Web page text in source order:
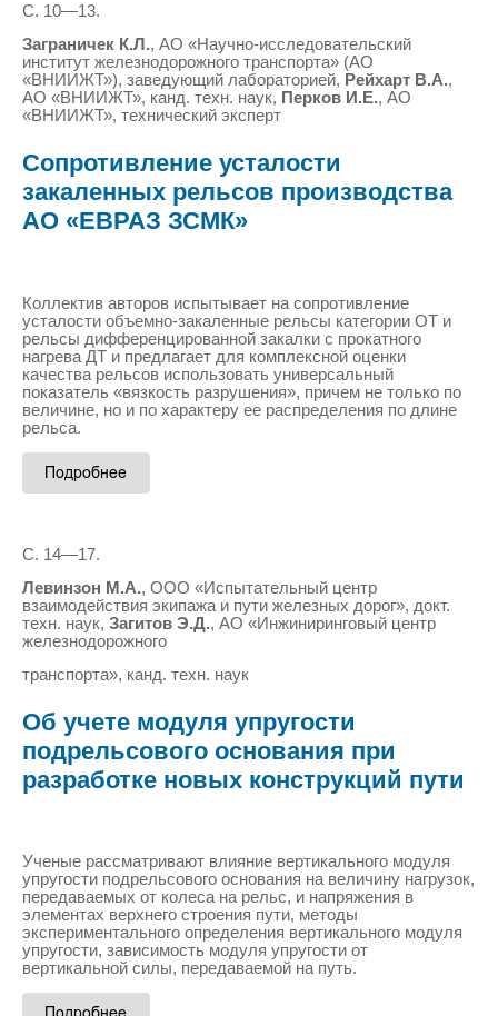
С. 10—13.
Заграничек К.Л., АО «Научно-исследовательский
институт железнодорожного транспорта» (АО
«ВНИИЖТ»), заведующий лабораторией, Рейхарт В.А.,
АО «ВНИИЖТ», канд. техн. наук, Перков И.Е., АО
«ВНИИЖТ», технический эксперт
Сопротивление усталости
закаленных рельсов производства
АО «ЕВРАЗ ЗСМК»
Коллектив авторов испытывает на сопротивление
усталости объемно-закаленные рельсы категории ОТ и
рельсы дифференцированной закалки с прокатного
нагрева ДТ и предлагает для комплексной оценки
качества рельсов использовать универсальный
показатель «вязкость разрушения», причем не только по
величине, но и по характеру ее распределения по длине
рельса.
С. 14—17.
Левинзон М.А., ООО «Испытательный центр
взаимодействия экипажа и пути железных дорог», докт.
техн. наук, Загитов Э.Д., АО «Инжиниринговый центр
железнодорожного
транспорта», канд. техн. наук
Об учете модуля упругости
подрельсового основания при
разработке новых конструкций пути
Ученые рассматривают влияние вертикального модуля
упругости подрельсового основания на величину нагрузок,
передаваемых от колеса на рельс, и напряжения в
элементах верхнего строения пути, методы
экспериментального определения вертикального модуля
упругости, зависимость модуля упругости от
вертикальной силы, передаваемой на путь.